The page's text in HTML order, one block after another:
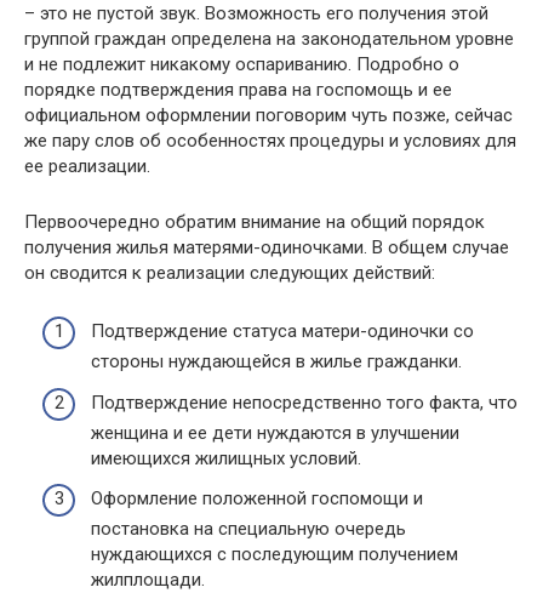
– это не пустой звук. Возможность его получения этой
группой граждан определена на законодательном уровне
и не подлежит никакому оспариванию. Подробно о
порядке подтверждения права на госпомощь и ее
официальном оформлении поговорим чуть позже, сейчас
же пару слов об особенностях процедуры и условиях для
ее реализации.
Первоочередно обратим внимание на общий порядок
получения жилья матерями-одиночками. В общем случае
он сводится к реализации следующих действий:
Подтверждение статуса матери-одиночки со
стороны нуждающейся в жилье гражданки.
Подтверждение непосредственно того факта, что
женщина и ее дети нуждаются в улучшении
имеющихся жилищных условий.
Оформление положенной госпомощи и
постановка на специальную очередь
нуждающихся с последующим получением
жилплощади.